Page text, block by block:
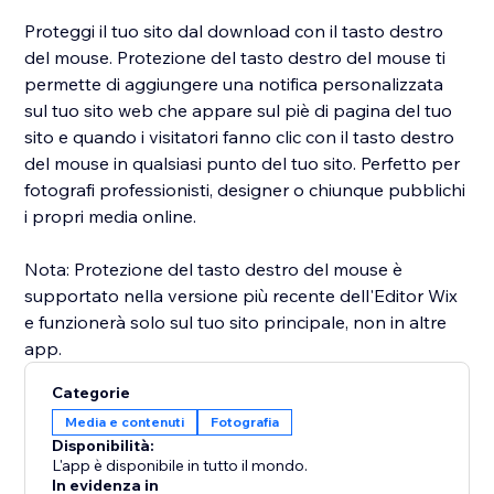
Proteggi il tuo sito dal download con il tasto destro
del mouse. Protezione del tasto destro del mouse ti
permette di aggiungere una notifica personalizzata
sul tuo sito web che appare sul piè di pagina del tuo
sito e quando i visitatori fanno clic con il tasto destro
del mouse in qualsiasi punto del tuo sito. Perfetto per
fotografi professionisti, designer o chiunque pubblichi
i propri media online.
Nota: Protezione del tasto destro del mouse è
supportato nella versione più recente dell'Editor Wix
e funzionerà solo sul tuo sito principale, non in altre
Categorie
Media e contenuti Fotografia
Disponibilità:
L'app è disponibile in tutto il mondo.
In evidenza in